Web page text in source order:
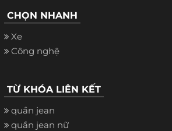
CHỌN NHANH
Xe
Công nghệ
TỪ KHÓA LIÊN KẾT
quần jean
quần jean nữ